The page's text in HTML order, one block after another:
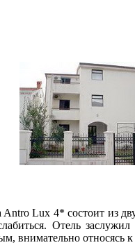
Lux 4* состоит из
Отель
внимательно относясь